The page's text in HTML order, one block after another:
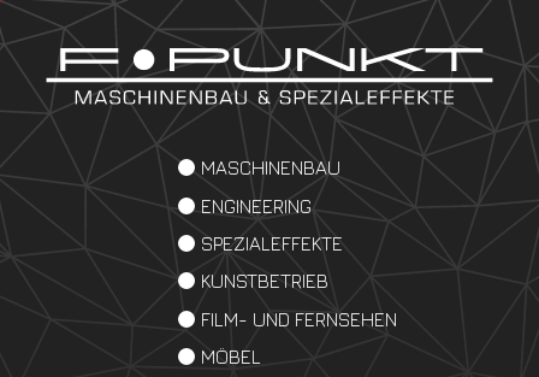
MASCHINENBAU
ENGINEERING
SPEZIALEFFEKTE
KUNSTBETRIEB
FILM- UND FERNSEHEN
MÖBEL